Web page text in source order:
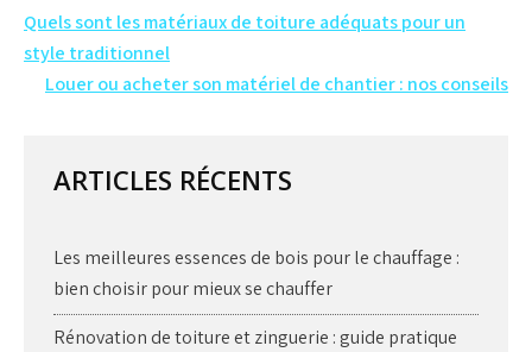
Navigation
de
l’article
Quels sont les matériaux de toiture adéquats pour un
style traditionnel
Louer ou acheter son matériel de chantier : nos conseils
ARTICLES RÉCENTS
Les meilleures essences de bois pour le chauffage :
bien choisir pour mieux se chauffer
Rénovation de toiture et zinguerie : guide pratique